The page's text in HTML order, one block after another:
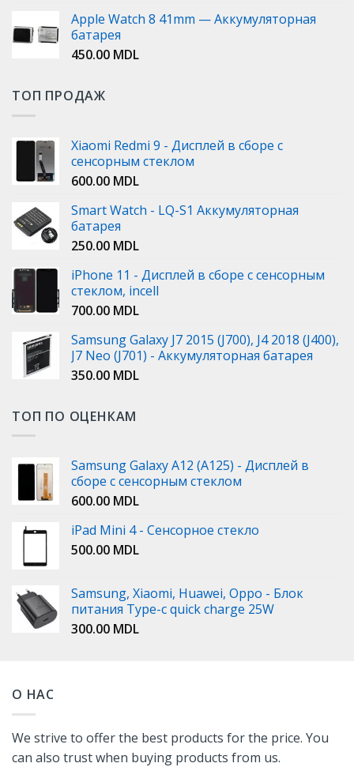
Apple Watch 8 41mm — Аккумуляторная
батарея
450.00 MDL
ТОП ПРОДАЖ
Xiaomi Redmi 9 - Дисплей в сборе с
сенсорным стеклом
600.00 MDL
Smart Watch - LQ-S1 Аккумуляторная
батарея
250.00 MDL
iPhone 11 - Дисплей в сборе с сенсорным
стеклом, incell
700.00 MDL
Samsung Galaxy J7 2015 (J700), J4 2018 (J400),
J7 Neo (J701) - Аккумуляторная батарея
350.00 MDL
ТОП ПО ОЦЕНКАМ
Samsung Galaxy A12 (A125) - Дисплей в
сборе с сенсорным стеклом
600.00 MDL
iPad Mini 4 - Сенсорное стекло
500.00 MDL
Samsung, Xiaomi, Huawei, Oppo - Блок
питания Type-c quick charge 25W
300.00 MDL
О НАС
We strive to offer the best products for the price. You
can also trust when buying products from us.